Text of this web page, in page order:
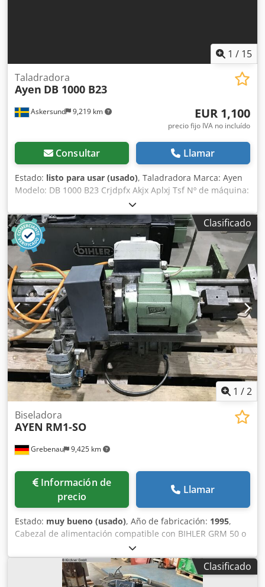
1 / 15
Askersund 9,219 km
Taladradora
Ayen DB 1000 B23
EUR 1,100
precio fijo IVA no incluído
Consultar Llamar
Estado: listo para usar (usado), Taladradora Marca: Ayen
Modelo: DB 1000 B23 Crjdpfx Akjx Aplxj Tsf Nº de máquina:
681642 Taladradora controlada neumáticamente. El
cabezal de taladro se puede intercambiar por otros
cabezales. Dimensiones de la máquina: 120x80x205 cm
(LxAxA) Peso: 275 kg Nº de stock: 2001012 Datos técnicos 23
husillos eje-eje 32 mm Apertura máxima: 820 mm Ancho
de trabajo: 720 mm Profundidad de taladro: horizontal 120
mm, vertical 80 mm Inglete: 90º-45º Motor: 2,2 kW, 50 Hz,
380 V, 2800 rpm, 3 fases
Clasificado
1 /2
Grebenau 9,425 km
Biseladora
AYEN RM1-SO
Información de
precio
Llamar
Estado: muy bueno (usado), Año de fabricación: 1995,
Cabezal de alimentación compatible con BIHLER GRM 50 o
GRM 80. Rango de diámetro del alambre: 2,5 - 5,5 mm.
Cedoi Tza Uopfx Ak Tsrf
Clasificado